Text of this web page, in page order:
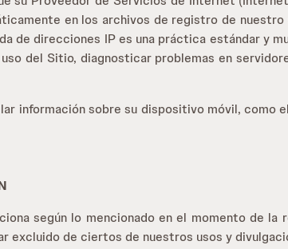
en los archivos de registro de
de direcciones IP es una práctica estándar y
del Sitio, diagnosticar problemas en
información sobre su dispositivo móvil, como
según lo mencionado en el momento de
excluido de ciertos de nuestros usos y